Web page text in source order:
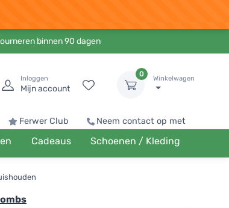
binnen 90 dagen
Inloggen
Mijn account
0
Winkelwagen
Ferwer Club Neem contact op met
Cadeaus Schoenen / Kleding